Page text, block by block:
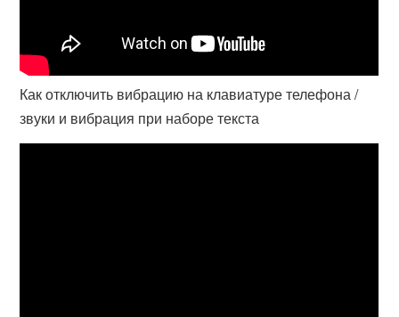
Как отключить вибрацию на клавиатуре телефона /
звуки и вибрация при наборе текста